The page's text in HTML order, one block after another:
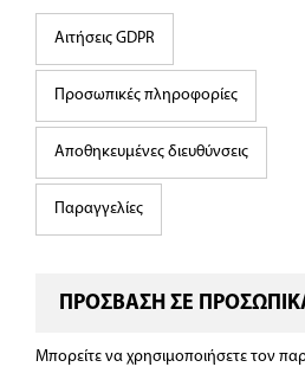
Αιτήσεις GDPR
Προσωπικές πληροφορίες
Αποθηκευμένες διευθύνσεις
Παραγγελίες
ΠΡΟΣΒΑΣΗ ΣΕ
Μπορείτε να χρησιμοποιήσετε τον